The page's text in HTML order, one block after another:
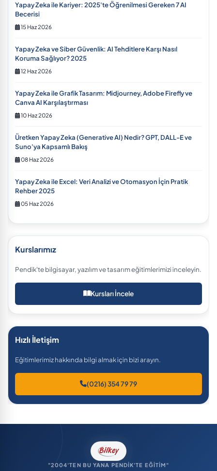
Yapay Zeka ile Kariyer: 2025'te Öğrenilmesi Gereken 7 AI
Becerisi
15 Haz 2026
Yapay Zeka ve Siber Güvenlik: AI Tehditlere Karşı Nasıl
Koruma Sağlıyor? 2025
12 Haz 2026
Yapay Zeka ile Grafik Tasarım: Midjourney, Adobe Firefly ve
Canva AI Karşılaştırması
10 Haz 2026
Üretken Yapay Zeka (Generative AI) Nedir? GPT, DALL-E ve
Suno'ya Kapsamlı Bakış
08 Haz 2026
Yapay Zeka ile Excel: Veri Analizi ve Otomasyon İçin Pratik
Rehber 2025
05 Haz 2026
Kurslarımız
Pendik'te bilgisayar, yazılım ve tasarım eğitimlerimizi inceleyin.
Kursları İncele
Hızlı İletişim
Eğitimlerimiz hakkında bilgi almak için bizi arayın.
(0216) 354 79 79
"2004'TEN BU YANA PENDİK'TE EĞİTİM"